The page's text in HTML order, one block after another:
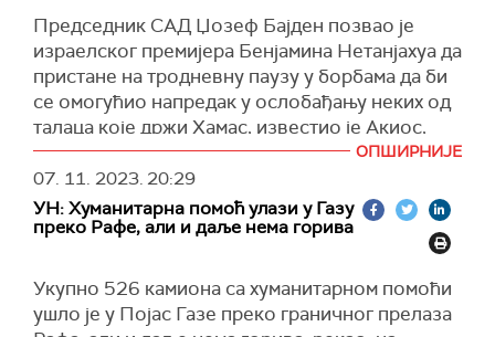
(Би-Би-Си)
Председник САД Џозеф Бајден позвао је
израелског премијера Бенјамина Нетанјахуа да
пристане на тродневну паузу у борбама да би
се омогућио напредак у ослобађању неких од
талаца које држи Хамас, известио је Акиос,
позивајући се на неименоване америчке и
израелске званичнике.
Бајден и Натенјаху разговарали су у
понедељак телефоном, а из Беле куће је
могућим "тактичким" паузама у борбам,
преноси Ројтерс.
ОПШИРНИЈЕ
07. 11. 2023.20:29
УН: Хуманитарна помоћ улази у Газу
преко Рафе, али и даље нема горива
Укупно 526 камиона са хуманитарном помоћи
ушло је у Појас Газе преко граничног прелаза